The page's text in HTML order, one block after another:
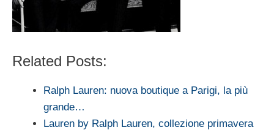
Related Posts:
Ralph Lauren: nuova boutique a Parigi, la più
grande…
Lauren by Ralph Lauren, collezione primavera